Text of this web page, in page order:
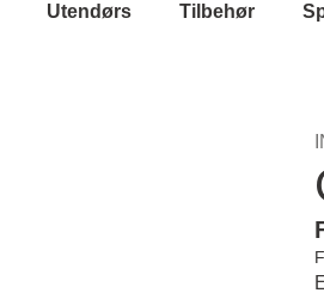
Utendørs Tilbehør